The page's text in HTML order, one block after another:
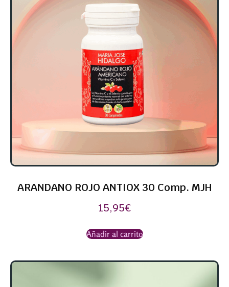
ARANDANO ROJO ANTIOX 30 Comp. MJH
15,95€
Añadir al carrito